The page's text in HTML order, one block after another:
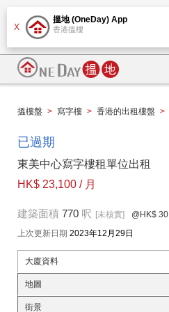
X
搵地 (OneDay) App
香港搵樓
搵樓盤 > 寫字樓 > 香港的出租樓盤 >
已過期
東美中心寫字樓租單位出租
HK$ 23,100 / 月
建築面積 770 呎 [未核實] @HK$ 30
上次更新日期 2023年12月29日
大廈資料
地圖
街景